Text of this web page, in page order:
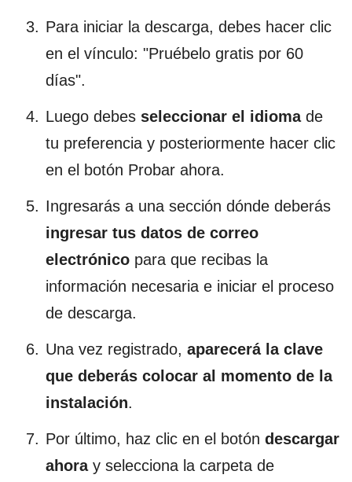
Para iniciar la descarga, debes hacer clic
en el vínculo: "Pruébelo gratis por 60
días".
Luego debes seleccionar el idiomade
tu preferencia y posteriormente hacer clic
en el botón Probar ahora.
Ingresarás a una sección dónde deberás
ingresar tus datos de correo
electrónico para que recibas la
información necesaria e iniciar el proceso
de descarga.
Una vez registrado, aparecerá la clave
que deberás colocar al momento de la
instalación.
Por último, haz clic en el botón descargar
ahoray selecciona la carpeta de